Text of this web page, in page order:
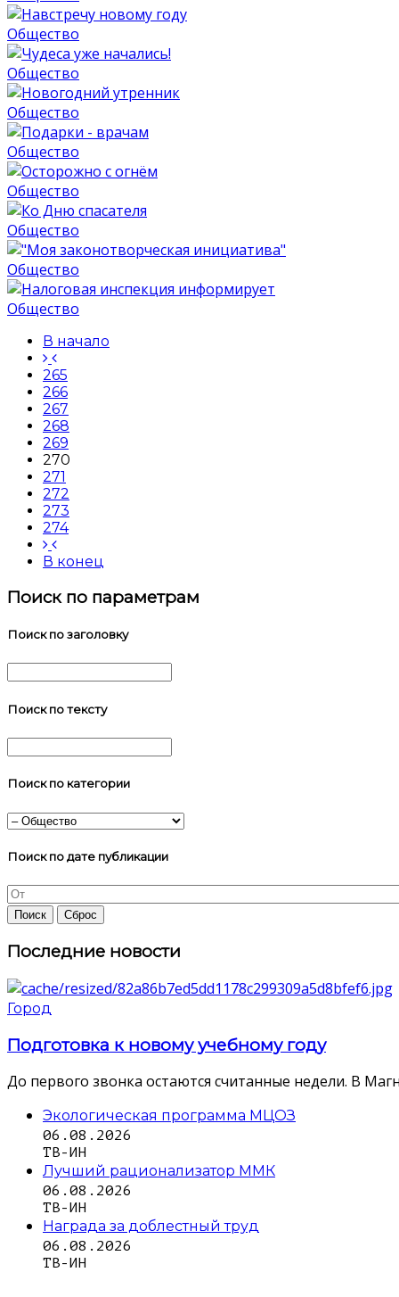
Общество
Общество
Общество
Общество
Общество
Общество
Общество
Общество
В начало
265
266
267
268
269
270
271
272
273
274
В конец
Поиск по параметрам
Поиск по заголовку
Поиск по тексту
Поиск по категории
Поиск по дате публикации
Последние новости
Город
Подготовка к новому учебному году
До первого звонка остаются считанные недели. В
Экологическая программа МЦОЗ
06.08.2026
ТВ-ИН
Лучший рационализатор ММК
06.08.2026
ТВ-ИН
Награда за доблестный труд
06.08.2026
ТВ-ИН